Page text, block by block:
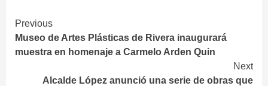
Continue
Reading
Previous
Museo de Artes Plásticas de Rivera inaugurará
muestra en homenaje a Carmelo Arden Quin
Next
Alcalde López anunció una serie de obras que